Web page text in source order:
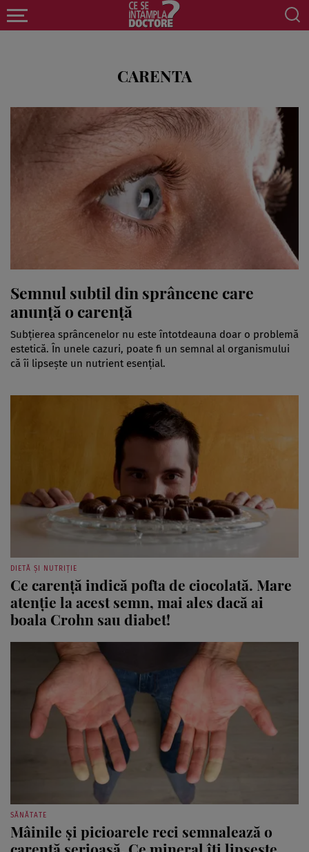
CARENTA
Semnul subtil din sprâncene care
anunță o carență
Subțierea sprâncenelor nu este întotdeauna doar o problemă
estetică. În unele cazuri, poate fi un semnal al organismului
că îi lipsește un nutrient esențial.
DIETĂ ȘI NUTRIȚIE
Ce carență indică pofta de ciocolată. Mare
atenție la acest semn, mai ales dacă ai
boala Crohn sau diabet!
SĂNĂTATE
Mâinile și picioarele reci semnalează o